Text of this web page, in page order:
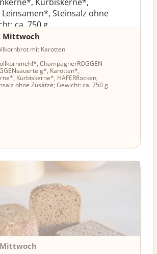
Mittwoch
mit Karotten
ChampagnerROGGEN-
Karotten*,
Kürbiskerne*, HAFERflocken,
ohne Zusätze; Gewicht: ca. 750 g